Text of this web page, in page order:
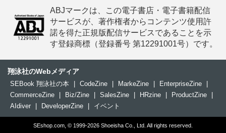
ABJマークは、この電子書店・電子書籍配信
サービスが、著作権者からコンテンツ使用許
諾を得た正規版配信サービスであることを示
す登録商標（登録番号 第12291001号）です。
翔泳社のWebメディア
SEBook 翔泳社の本 | CodeZine | MarkeZine | EnterpriseZine
|
CommerceZine
| Biz/Zine | SalesZine | HRzine | ProductZine
|
AIdiver
| DeveloperZine | イベント
SEshop.com, © 1999-2026 Shoeisha Co., Ltd. All rights reserved.